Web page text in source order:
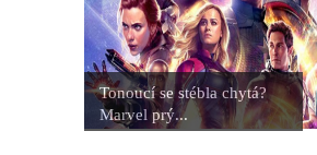
Tonoucí se stébla chytá?
Marvel prý...